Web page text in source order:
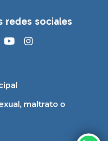
redes sociales
maltrato o